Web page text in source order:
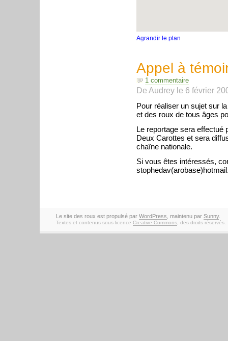
Agrandir le plan
Appel à
1 commentaire
De Audreyle 6 février
Pour réaliser un sujet sur
et des roux de tous âges
Le reportage sera effectué
Deux Carottes et sera
chaîne nationale.
Si vous êtes intéressés,
Le site des roux est propulsé par WordPress , maintenu par Sunny.
Textes et contenus sous licence Creative Commons, des droits réservés.